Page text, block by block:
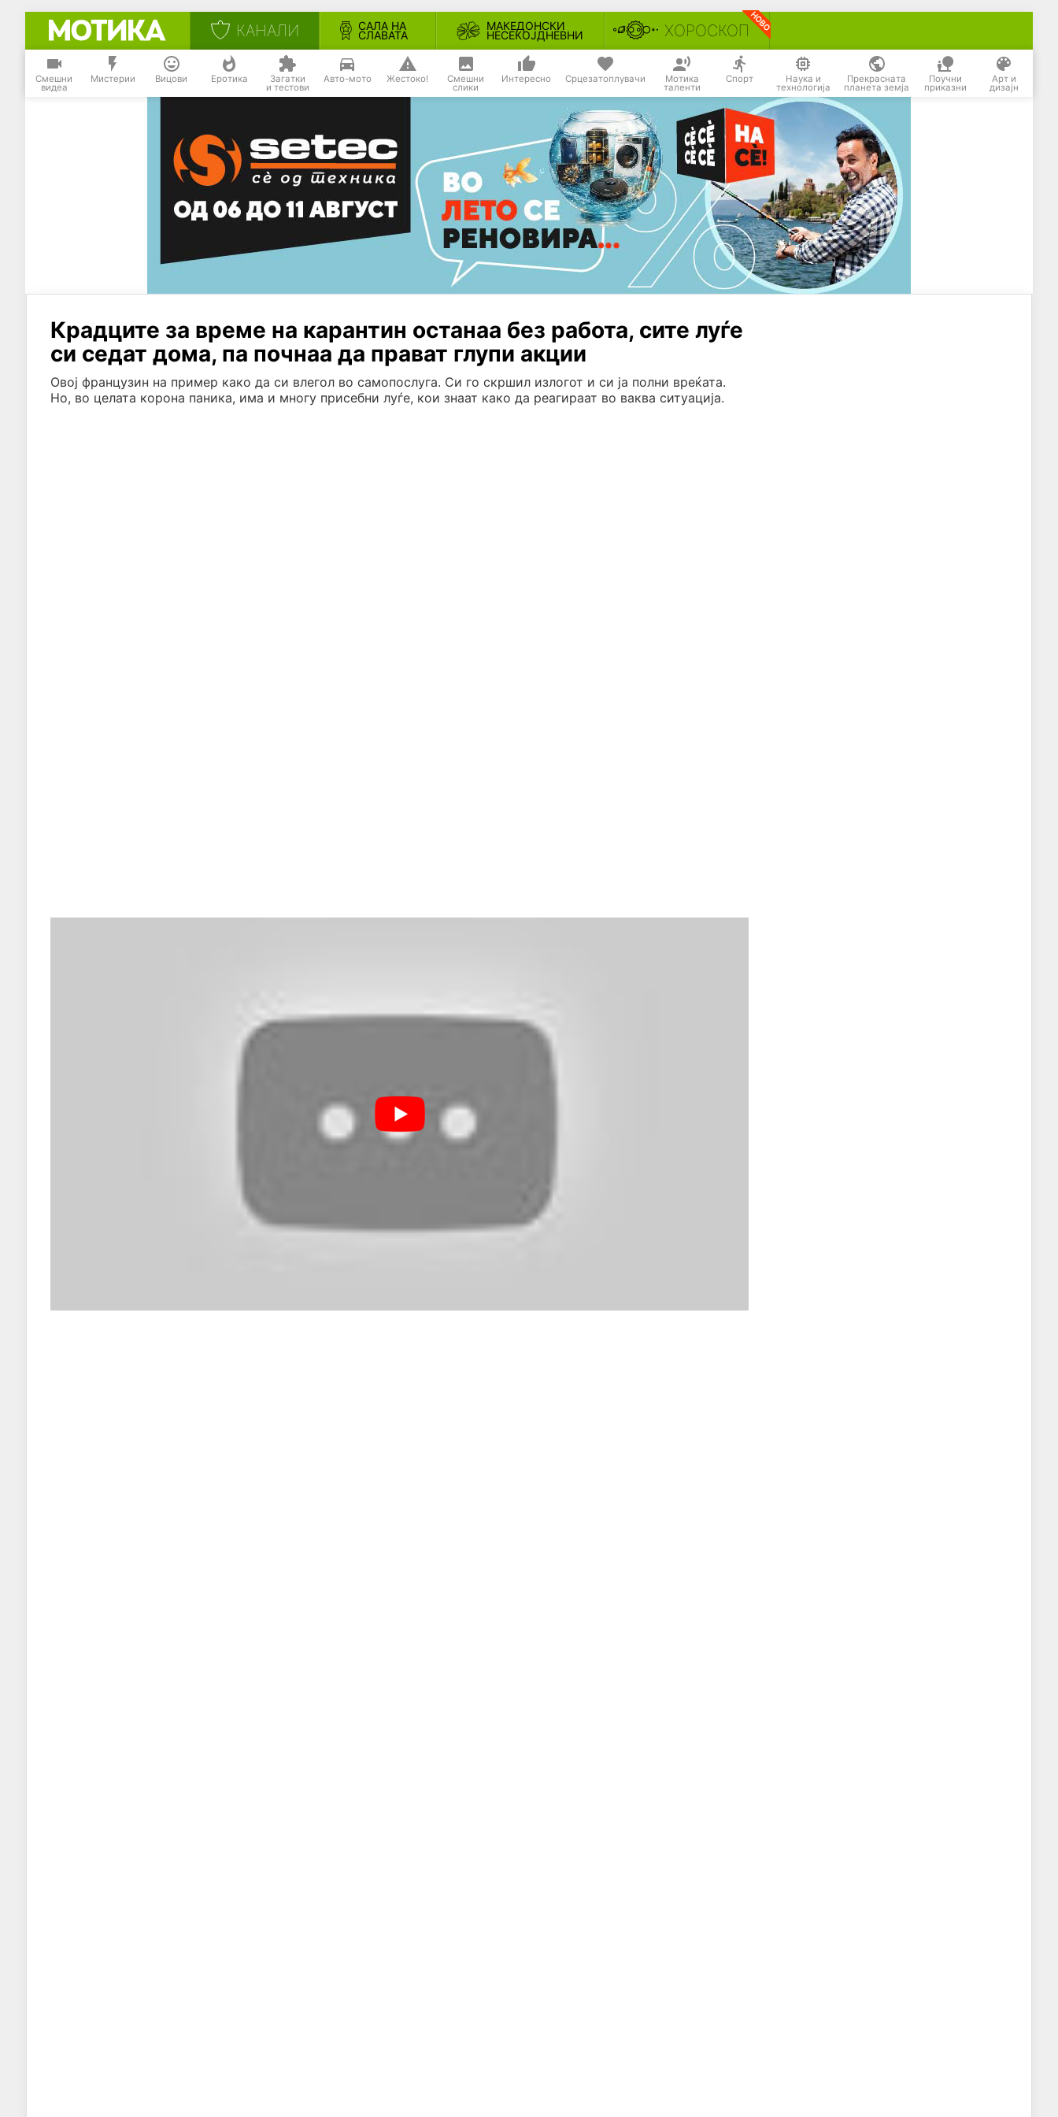
КАНАЛИ САЛА НА
СЛАВАТА
МАКЕДОНСКИ
НЕСЕКОЈДНЕВНИ ХОРОСКОП
Смешни
видеа
Мистерии Вицови Еротика Загатки
и тестови
Авто-мото Жестоко! Смешни
слики
Интересно Срцезатоплувачи Мотика
таленти
Спорт Наука и
технологија
Прекрасната
планета земја
Поучни
приказни
Арт и
дизајн
Крадците за време на карантин останаа без работа, сите луѓе
си седат дома, па почнаа да прават глупи акции
Овој французин на пример како да си влегол во самопослуга. Си го скршил излогот и си ја полни вреќата.
Но, во целата корона паника, има и многу присебни луѓе, кои знаат како да реагираат во ваква ситуација.